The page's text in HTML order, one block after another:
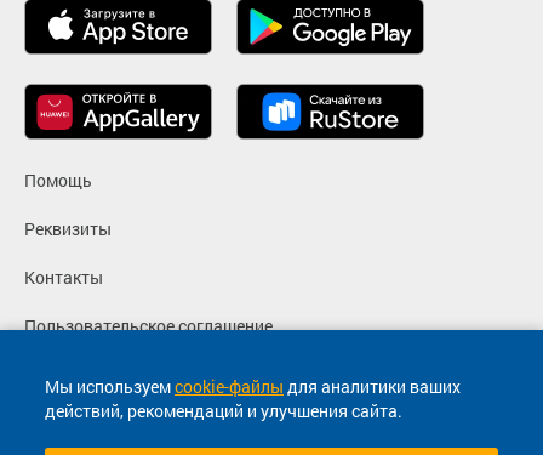
Мы используемcookie-файлы для аналитики ваших
действий, рекомендаций и улучшения сайта.
Помощь
Реквизиты
Контакты
Пользовательское соглашение
Политика конфиденциальности
Согласие на маркетинговые сообщения